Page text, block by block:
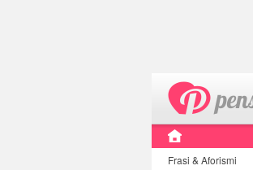
Frasi & Aforismi